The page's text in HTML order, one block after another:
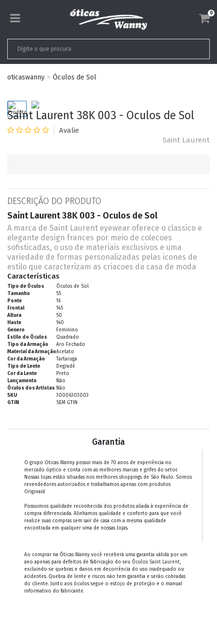
0
oticaswanny Óculos de Sol
Saint Laurent 38K 003 - Oculos de Sol
Saint Laurent
DESCRIÇÃO DO PRODUTO
Saint Laurent 38K 003 - Oculos de Sol
A marca de Saint Laurent eyewear oferece o classico e
elegante design frances por meio de colecoes
sofisticadas, o uso de materiais exclusivos e uma
variedade de formas personalizadas pelas icones de
estilo que caracterizam as criacoes da casa de moda
Características
Tipo de Óculos
Óculos de Sol
Tamanho
55
Ponte
16
Frontal
145
Altura
50
Haste
140
Genero
Feminino
Estilo do Óculos
Quadrado
Tipo da Armação
Aro Fechado
Material da ArmaçãoAcetato
Cor da Armação
Tartaruga
Tipo de Lente
Degradê
Cor da Lente
Preto
Lançamento
Não
Óculos dos Artistas Não
SKU
30006303003
GTIN
SEM GTIN
Garantia
O grupo Oticas Wanny possui mais de 70 anos de experiência no
mercado óptico e conta com as melhores marcas e grifes do setor.
Nossas lojas estão situadas nos melhores shoppings de São Paulo. Somos
revendedores autorizados e trabalhamos apenas com produtos
Originais!
Possuimos qualidade reconhecida dos produtos aliada à experiência de
compra diferenciada. Alinhamos qualidade e conforto para que você
realize suas compras sem sair de casa com a mesma qualidade
encontrada em qualquer uma de nossas lojas.
Ao comprar na Óticas Wanny você receberá uma garantia válida por um
ano apenas para defeitos de fabricação do seu Óculos Saint Laurent,
excluindo-se quebras e danos em decorrência do uso inadequado ou
acidentes. Quebra de lente e riscos não tem garantia e serão cobradas
do cliente. Junto aos óculos segue o estojo de proteção e o manual
informativo do fabricante.